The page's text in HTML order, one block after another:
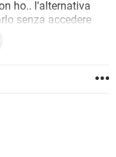
ho.. l'alternativa
senza accedere
non so come fare..
vedere se riuscivo